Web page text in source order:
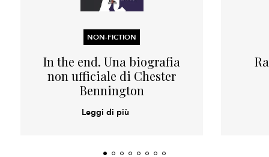
NON-FICTION
In the end. Una biografia
non ufficiale di Chester
Bennington
Leggi di più